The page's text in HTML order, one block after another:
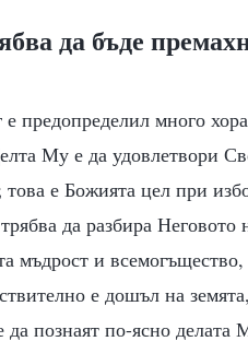
да бъде
предопределил много
Му е да удовлетвори
е Божията цел при
да разбира Неговото
мъдрост и всемогъщество,
е дошъл на
да познаят по-ясно